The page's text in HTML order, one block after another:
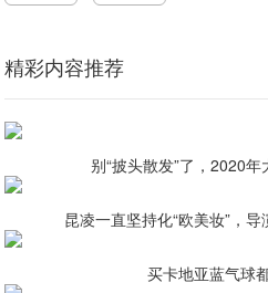
精彩内容推荐
别“披头散发”了，2020年
昆凌一直坚持化“欧美妆”，
买卡地亚蓝气球